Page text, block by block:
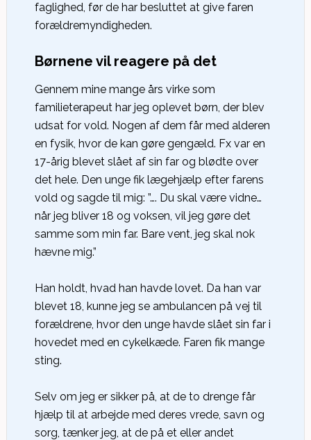
faglighed, før de har besluttet at give faren
forældremyndigheden.
Børnene vil reagere på det
Gennem mine mange års virke som
familieterapeut har jeg oplevet børn, der blev
udsat for vold. Nogen af dem får med alderen
en fysik, hvor de kan gøre gengæld. Fx var en
17-årig blevet slået af sin far og blødte over
det hele. Den unge fik lægehjælp efter farens
vold og sagde til mig: ”…. Du skal være vidne…
når jeg bliver 18 og voksen, vil jeg gøre det
samme som min far. Bare vent, jeg skal nok
hævne mig.”
Han holdt, hvad han havde lovet. Da han var
blevet 18, kunne jeg se ambulancen på vej til
forældrene, hvor den unge havde slået sin far i
hovedet med en cykelkæde. Faren fik mange
sting.
Selv om jeg er sikker på, at de to drenge får
hjælp til at arbejde med deres vrede, savn og
sorg, tænker jeg, at de på et eller andet